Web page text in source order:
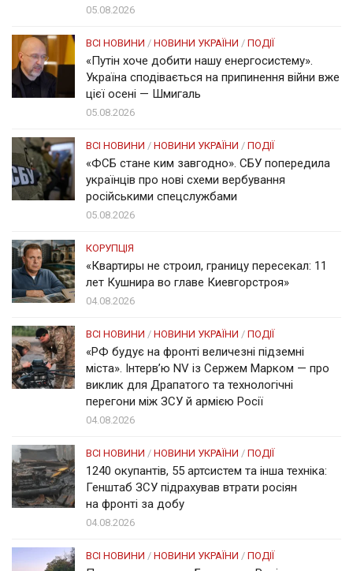
05.08.2026
ВСІ НОВИНИ / НОВИНИ УКРАЇНИ / ПОДІЇ
«Путін хоче добити нашу енергосистему».
Україна сподівається на припинення війни вже
цієї осені — Шмигаль
05.08.2026
ВСІ НОВИНИ / НОВИНИ УКРАЇНИ / ПОДІЇ
«ФСБ стане ким завгодно». СБУ попередила
українців про нові схеми вербування
російськими спецслужбами
05.08.2026
КОРУПЦІЯ
«Квартиры не строил, границу пересекал: 11
лет Кушнира во главе Киевгорстроя»
04.08.2026
ВСІ НОВИНИ / НОВИНИ УКРАЇНИ / ПОДІЇ
«РФ будує на фронті величезні підземні
міста». Інтерв’ю NV із Сержем Марком — про
виклик для Драпатого та технологічні
перегони між ЗСУ й армією Росії
04.08.2026
ВСІ НОВИНИ / НОВИНИ УКРАЇНИ / ПОДІЇ
1240 окупантів, 55 артсистем та інша техніка:
Генштаб ЗСУ підрахував втрати росіян
на фронті за добу
04.08.2026
ВСІ НОВИНИ / НОВИНИ УКРАЇНИ / ПОДІЇ